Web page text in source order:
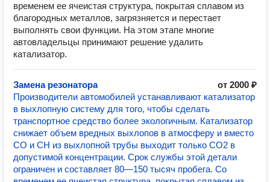
временем ее ячеистая структура, покрытая сплавом из
благородных металлов, загрязняется и перестает
выполнять свои функции. На этом этапе многие
автовладельцы принимают решение удалить
катализатор.
Замена резонатора
от 2000 ₽
Производители автомобилей устанавливают катализатор
в выхлопную систему для того, чтобы сделать
транспортное средство более экологичным. Катализатор
снижает объем вредных выхлопов в атмосферу и вместо
CO и CH из выхлопной трубы выходит только CO2 в
допустимой концентрации. Срок службы этой детали
ограничен и составляет 80—150 тысяч пробега. Со